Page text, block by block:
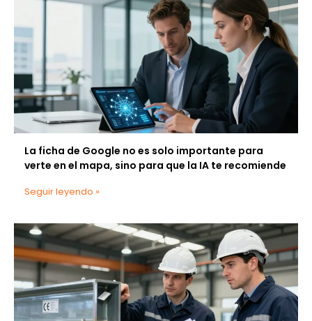
La ficha de Google no es solo importante para
verte en el mapa, sino para que la IA te recomiende
Seguir leyendo »